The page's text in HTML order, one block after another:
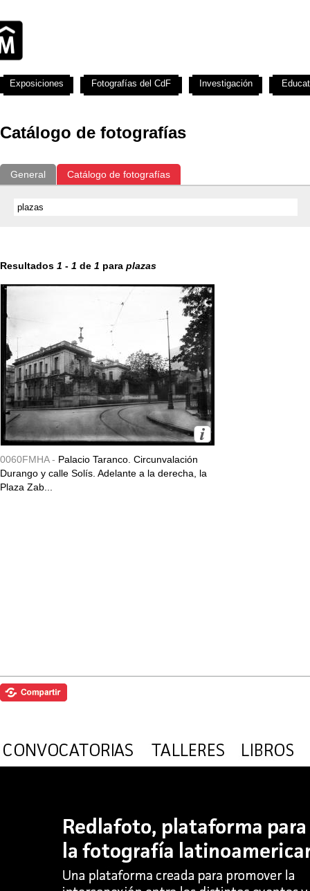
Catálogo de fotografías
General Catálogo de fotografías
Resultados 1 - 1 de 1 para plazas
0060FMHA - Palacio Taranco. Circunvalación
Durango y calle Solís. Adelante a la derecha, la
Plaza Zab...
Exposiciones Fotografías del CdF Investigación